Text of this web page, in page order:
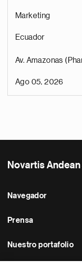
Marketing
Ecuador
Av. Amazonas
Ago 05, 2026
Novartis
Navegador
Prensa
Nuestro portafolio